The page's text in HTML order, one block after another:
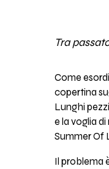
Tra
Come
copertina
Lunghi
e la voglia
Summer Of
Il problema